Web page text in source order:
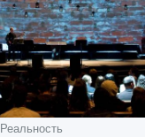
Реальность